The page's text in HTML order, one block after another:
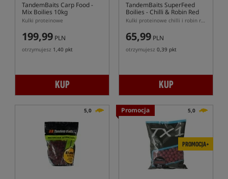
TandemBaits Carp Food -
Mix Boilies 10kg
Kulki proteinowe
199,99 PLN
otrzymujesz 1,40 pkt
KUP
TandemBaits SuperFeed
Boilies - Chilli & Robin Red
Kulki proteinowe chilli i robin red
65,99 PLN
otrzymujesz 0,39 pkt
KUP
5,0 Promocja 5,0
PROMOCJA+